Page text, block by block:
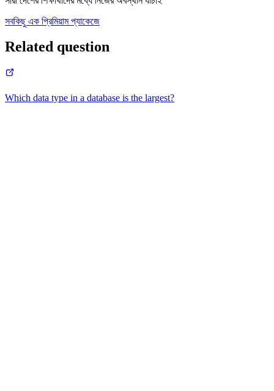
সবকিছু এক প্রিমিয়াম প্যাকেজে
Related question
Which data type in a database is the largest?